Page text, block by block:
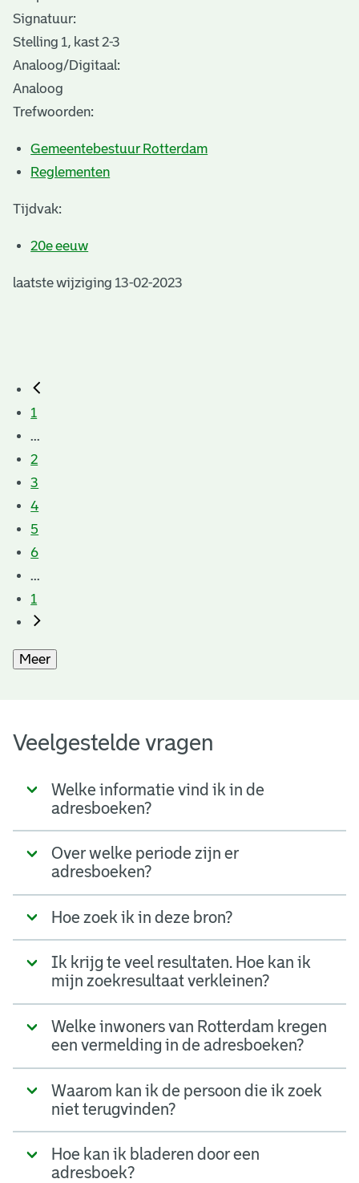
Signatuur:
Stelling 1, kast 2-3
Analoog/Digitaal:
Analoog
Trefwoorden:
Gemeentebestuur Rotterdam
Reglementen
Tijdvak:
20e eeuw
laatste wijziging 13-02-2023
1
...
2
3
4
5
6
...
1
Meer
Veelgestelde vragen
Welke informatie vind ik in de
adresboeken?
Over welke periode zijn er
adresboeken?
Hoe zoek ik in deze bron?
Ik krijg te veel resultaten. Hoe kan ik
mijn zoekresultaat verkleinen?
Welke inwoners van Rotterdam kregen
een vermelding in de adresboeken?
Waarom kan ik de persoon die ik zoek
niet terugvinden?
Hoe kan ik bladeren door een
adresboek?